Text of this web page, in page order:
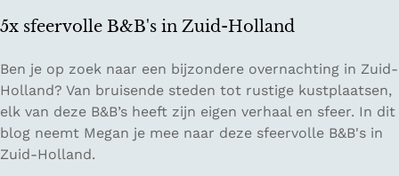
r
a
c
h
t
e
5x sfeervolle B&B's in Zuid-Holland
5
x
s
f
e
Ben je op zoek naar een bijzondere overnachting in Zuid-
Holland? Van bruisende steden tot rustige kustplaatsen,
elk van deze B&B’s heeft zijn eigen verhaal en sfeer. In dit
blog neemt Megan je mee naar deze sfeervolle B&B's in
Zuid-Holland.